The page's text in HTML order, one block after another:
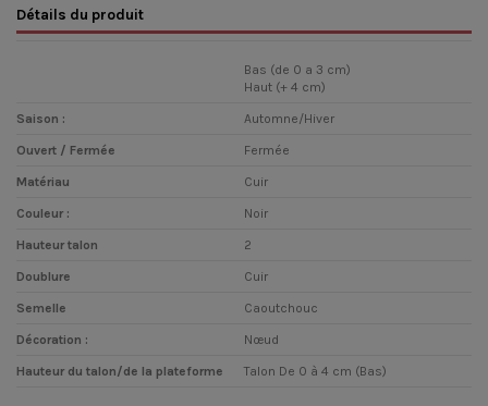
Détails du produit
Bas (de 0 a 3 cm)
Haut (+ 4 cm)
Saison : Automne/Hiver
Ouvert / Fermée Fermée
Matériau Cuir
Couleur : Noir
Hauteur talon 2
Doublure Cuir
Semelle Caoutchouc
Décoration : Nœud
Hauteur du talon/de la plateforme Talon De 0 à 4 cm (Bas)